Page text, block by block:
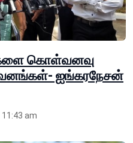
கொள்வனவு
ஐங்கரநேசன்
am